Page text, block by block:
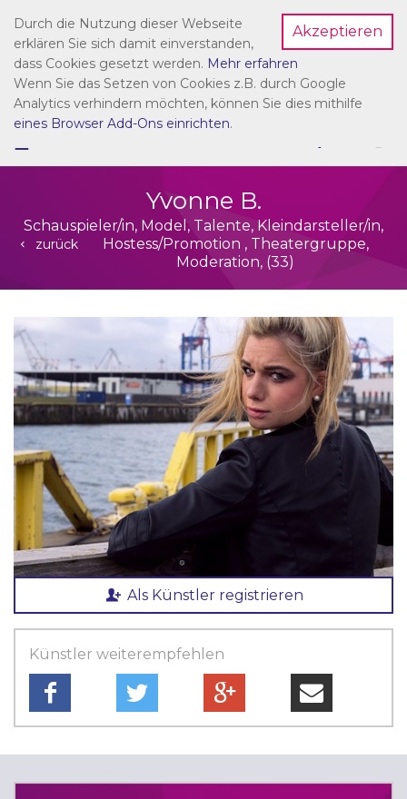
Dein Account
☰
Yvonne B.
zurück
Schauspieler/in, Model, Talente, Kleindarsteller/in,
Hostess/Promotion , Theatergruppe,
Moderation, (33)
Als Künstler registrieren
Künstler weiterempfehlen
Akzeptieren
Durch die Nutzung dieser Webseite
erklären Sie sich damit einverstanden,
dass Cookies gesetzt werden. Mehr erfahren
Wenn Sie das Setzen von Cookies z.B. durch Google
Analytics verhindern möchten, können Sie dies mithilfe
eines Browser Add-Ons einrichten.